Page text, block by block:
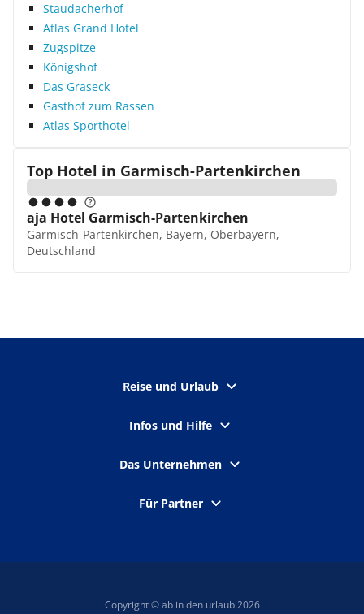
Staudacherhof
Atlas Grand Hotel
Zugspitze
Königshof
Das Graseck
Gasthof zum Rassen
Atlas Sporthotel
Top Hotel in Garmisch-Partenkirchen
aja Hotel Garmisch-Partenkirchen
Garmisch-Partenkirchen, Bayern, Oberbayern,
Deutschland
Reise und Urlaub
Infos und Hilfe
Das Unternehmen
Für Partner
Copyright © ab in den urlaub 2026